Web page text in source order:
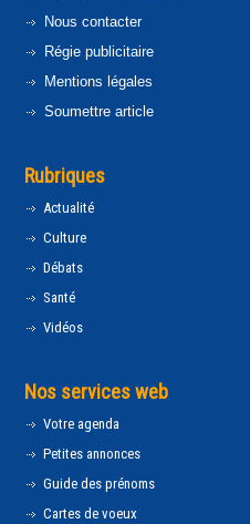
Nous contacter
Régie publicitaire
Mentions légales
Soumettre article
Rubriques
Actualité
Culture
Débats
Santé
Vidéos
Nos services web
Votre agenda
Petites annonces
Guide des prénoms
Cartes de voeux